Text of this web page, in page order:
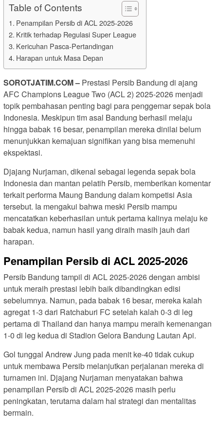
Table of Contents
Penampilan Persib di ACL 2025-2026
Kritik terhadap Regulasi Super League
Kericuhan Pasca-Pertandingan
Harapan untuk Masa Depan
SOROTJATIM.COM – Prestasi Persib Bandung di ajang
AFC Champions League Two (ACL 2) 2025-2026 menjadi
topik pembahasan penting bagi para penggemar sepak bola
Indonesia. Meskipun tim asal Bandung berhasil melaju
hingga babak 16 besar, penampilan mereka dinilai belum
menunjukkan kemajuan signifikan yang bisa memenuhi
ekspektasi.
Djajang Nurjaman, dikenal sebagai legenda sepak bola
Indonesia dan mantan pelatih Persib, memberikan komentar
terkait performa Maung Bandung dalam kompetisi Asia
tersebut. Ia mengakui bahwa meski Persib mampu
mencatatkan keberhasilan untuk pertama kalinya melaju ke
babak kedua, namun hasil yang diraih masih jauh dari
harapan.
Penampilan Persib di ACL 2025-2026
Persib Bandung tampil di ACL 2025-2026 dengan ambisi
untuk meraih prestasi lebih baik dibandingkan edisi
sebelumnya. Namun, pada babak 16 besar, mereka kalah
agregat 1-3 dari Ratchaburi FC setelah kalah 0-3 di leg
pertama di Thailand dan hanya mampu meraih kemenangan
1-0 di leg kedua di Stadion Gelora Bandung Lautan Api.
Gol tunggal Andrew Jung pada menit ke-40 tidak cukup
untuk membawa Persib melanjutkan perjalanan mereka di
turnamen ini. Djajang Nurjaman menyatakan bahwa
penampilan Persib di ACL 2025-2026 masih perlu
peningkatan, terutama dalam hal strategi dan mentalitas
bermain.